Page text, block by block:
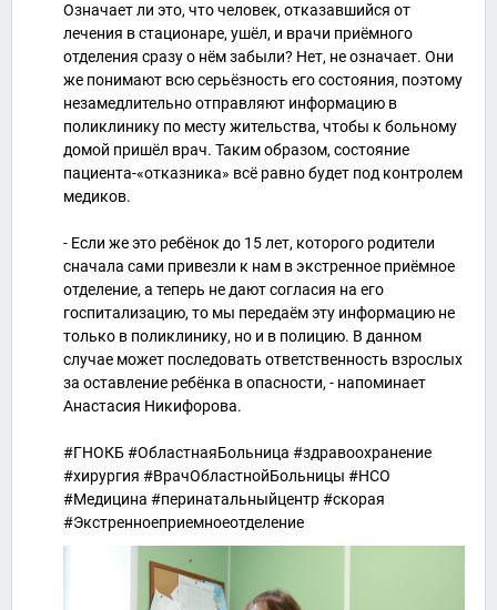
Означает ли это, что человек, отказавшийся от
лечения в стационаре, ушёл, и врачи приёмного
отделения сразу о нём забыли? Нет, не означает. Они
же понимают всю серьёзность его состояния, поэтому
незамедлительно отправляют информацию в
поликлинику по месту жительства, чтобы к больному
домой пришёл врач. Таким образом, состояние
пациента-«отказника» всё равно будет под контролем
медиков.
- Если же это ребёнок до 15 лет, которого родители
сначала сами привезли к нам в экстренное приёмное
отделение, а теперь не дают согласия на его
госпитализацию, то мы передаём эту информацию не
только в поликлинику, но и в полицию. В данном
случае может последовать ответственность взрослых
за оставление ребёнка в опасности, - напоминает
Анастасия Никифорова.
#ГНОКБ #ОбластнаяБольница #здравоохранение
#хирургия #ВрачОбластнойБольницы #НСО
#Медицина #перинатальныйцентр #скорая
#Экстренноеприемноеотделение